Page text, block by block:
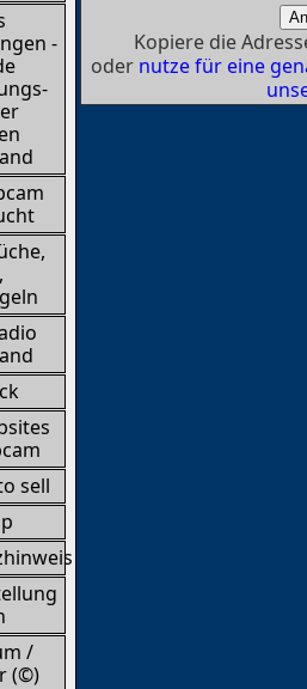
-
sell
/
(©)
Kopiere die
oder nutze für eine